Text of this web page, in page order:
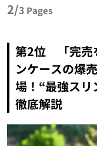
2/3 Pages
第2位 「完売
ンケースの爆
場！“最強スリ
徹底解説